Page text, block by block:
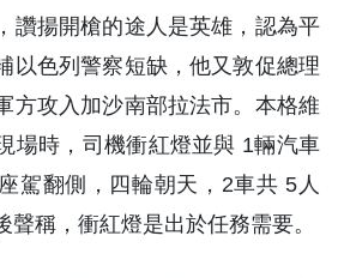
讚揚開槍的途人是英雄，認為平
以色列警察短缺，他又敦促總理
方攻入加沙南部拉法市。本格維
場時，司機衝紅燈並與 1輛汽車
駕翻側，四輪朝天，2車共 5人
聲稱，衝紅燈是出於任務需要。